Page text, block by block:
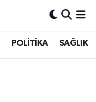
POLİTİKA SAĞLIK